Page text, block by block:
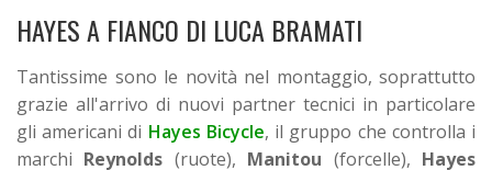
HAYES A FIANCO DI LUCA BRAMATI
Tantissime sono le novità nel montaggio, soprattutto
grazie all'arrivo di nuovi partner tecnici in particolare
gli americani di Hayes Bicycle, il gruppo che controlla i
marchi Reynolds (ruote), Manitou (forcelle), Hayes